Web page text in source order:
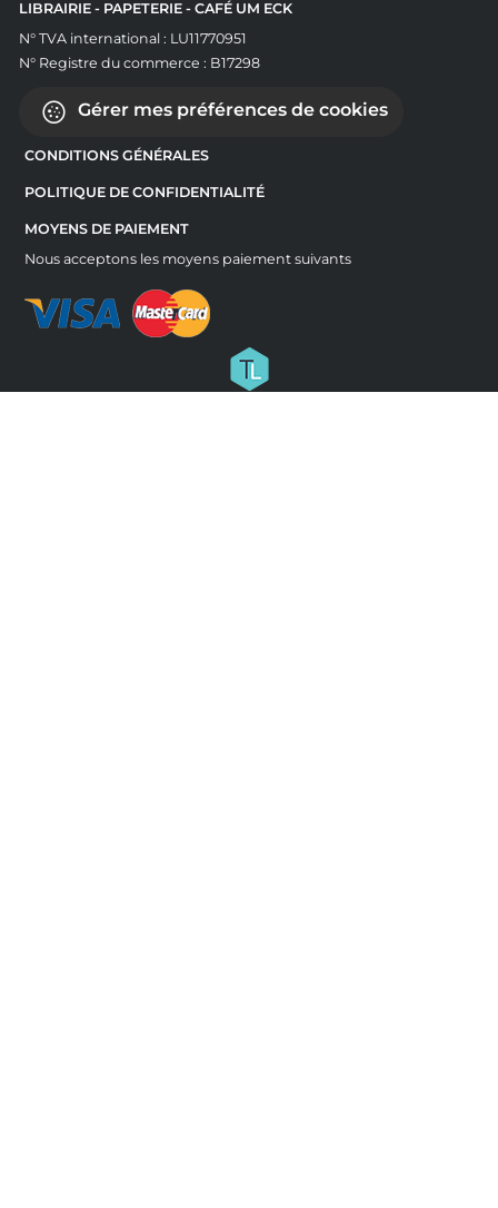
LIBRAIRIE - PAPETERIE - CAFÉ UM ECK
N° TVA international : LU11770951
N° Registre du commerce : B17298
Gérer mes préférences de cookies
CONDITIONS GÉNÉRALES
POLITIQUE DE CONFIDENTIALITÉ
MOYENS DE PAIEMENT
Nous acceptons les moyens paiement suivants